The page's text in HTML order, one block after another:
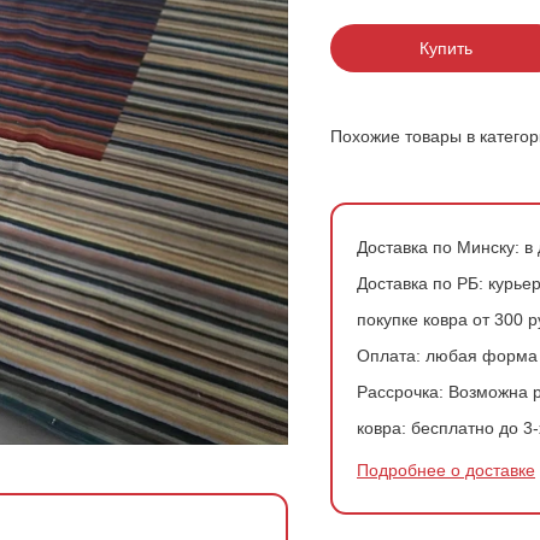
200*200 см
200*300 см
200*400 см
240*340 см
300*300 см
300*400 см
Ковры в скандинавском стиле
Ковры с геометрией
Розовые ковры
Зеленые ковры
Купить
Похожие товары в
Доставка по Минску: в
Доставка по РБ:
покупке ковра от 300
Оплата: любая форма
Рассрочка: Возможна
ковра: бесплатно до
Подробнее о доставке